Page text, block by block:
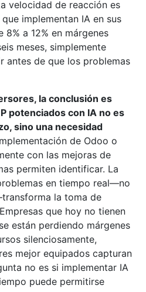
velocidad de reacción es
implementan IA en sus
8% a 12% en márgenes
meses, simplemente
antes de que los problemas
la conclusión es
potenciados con IA no es
sino una necesidad
de Odoo o
con las mejoras de
permiten identificar. La
en tiempo real—no
la toma de
que hoy no tienen
están perdiendo márgenes
silenciosamente,
mejor equipados capturan
no es si implementar IA
puede permitirse